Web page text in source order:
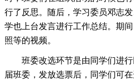
行了反思。随后，学习委员邓志
学也上台发言进行工作总结。期
照等的视频。
班委改选环节是由同学们进
届班委，发放选票后，同学们可